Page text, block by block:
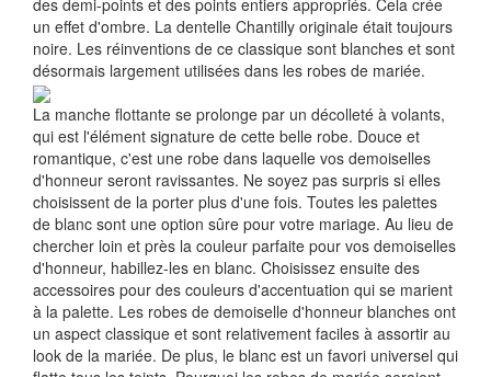
des demi-points et des points entiers appropriés. Cela crée
un effet d'ombre. La dentelle Chantilly originale était toujours
noire. Les réinventions de ce classique sont blanches et sont
désormais largement utilisées dans les robes de mariée.
La manche flottante se prolonge par un décolleté à volants,
qui est l'élément signature de cette belle robe. Douce et
romantique, c'est une robe dans laquelle vos demoiselles
d'honneur seront ravissantes. Ne soyez pas surpris si elles
choisissent de la porter plus d'une fois. Toutes les palettes
de blanc sont une option sûre pour votre mariage. Au lieu de
chercher loin et près la couleur parfaite pour vos demoiselles
d'honneur, habillez-les en blanc. Choisissez ensuite des
accessoires pour des couleurs d'accentuation qui se marient
à la palette. Les robes de demoiselle d'honneur blanches ont
un aspect classique et sont relativement faciles à assortir au
look de la mariée. De plus, le blanc est un favori universel qui